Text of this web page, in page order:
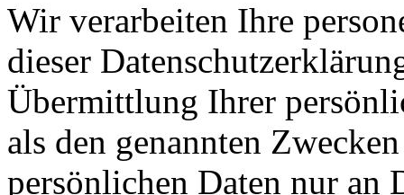
Wir verarbeiten Ihre
dieser
Übermittlung Ihrer
als den genannten
persönlichen Daten nur an